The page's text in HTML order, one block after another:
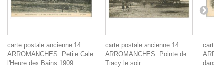
carte postale ancienne 14
ARROMANCHES. Petite Cale
l'Heure des Bains 1909
carte postale ancienne 14
ARROMANCHES. Pointe de
Tracy le soir
carte
dans